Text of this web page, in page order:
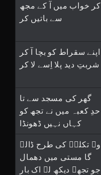
کر خواب میں آ کے مجھ
سے باتیں کر
اپنے سقراط کو بچا آ کر
شربتِ دید پلا اِسے لا کر
گھر کی مسجد سے تا
حدِ کعبہ میں نے تجھ کو
کہاں نہیں ڈھونڈا
وہ تکلمؔ کی طرح ڈالے
گا مستی میں دھمال
جو تجھے دیکھ لے اک بار